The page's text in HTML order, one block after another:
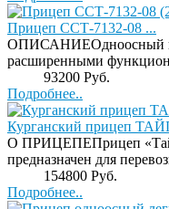
Прицеп ССТ-7132-08 ...
ОПИСАНИЕОдноосный
расширенными
93200 Руб.
Подробнее..
Курганский прицеп
О ПРИЦЕПЕПрицеп
предназначен для
154800 Руб.
Подробнее..